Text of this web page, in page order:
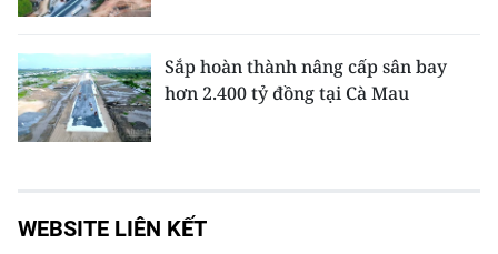
Sắp hoàn thành nâng cấp sân bay
hơn 2.400 tỷ đồng tại Cà Mau
WEBSITE LIÊN KẾT